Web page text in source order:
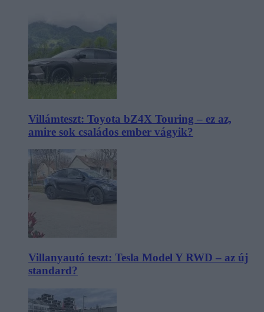
Villámteszt: Toyota bZ4X Touring – ez az,
amire sok családos ember vágyik?
Villanyautó teszt: Tesla Model Y RWD – az új
standard?